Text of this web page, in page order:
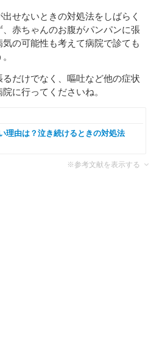
せないときの対処法をしばらく
赤ちゃんのお腹がパンパンに張
の可能性も考えて病院で診ても
だけでなく、嘔吐など他の症状
に行ってくださいね。
理由は？泣き続けるときの対処法
※参考文献を表示する